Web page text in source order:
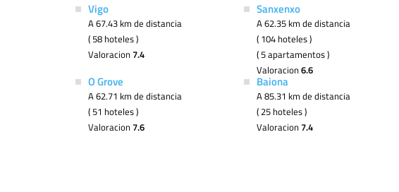
Vigo
A 67.43 km de distancia
( 58 hoteles )
Valoracion 7.4
Sanxenxo
A 62.35 km de distancia
( 104 hoteles )
( 5 apartamentos )
Valoracion6.6
O Grove
A 62.71 km de distancia
( 51 hoteles )
Valoracion 7.6
Baiona
A 85.31 km de distancia
( 25 hoteles )
Valoracion 7.4